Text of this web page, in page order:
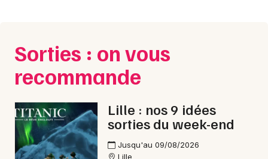
Sorties : on vous
recommande
Lille : nos 9 idées
sorties du week-end
Jusqu'au 09/08/2026
Lille